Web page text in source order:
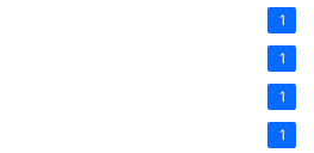
1
1
1
1